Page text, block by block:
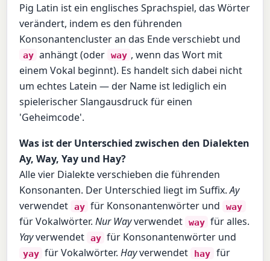
Pig Latin ist ein englisches Sprachspiel, das Wörter
verändert, indem es den führenden
Konsonantencluster an das Ende verschiebt und
ay anhängt (oder way , wenn das Wort mit
einem Vokal beginnt). Es handelt sich dabei nicht
um echtes Latein — der Name ist lediglich ein
spielerischer Slangausdruck für einen
'Geheimcode'.
Was ist der Unterschied zwischen den Dialekten
Ay, Way, Yay und Hay?
Alle vier Dialekte verschieben die führenden
Konsonanten. Der Unterschied liegt im Suffix.Ay
verwendet ay für Konsonantenwörter und way
für Vokalwörter.Nur Wayverwendet way für alles.
Yayverwendet ay für Konsonantenwörter und
yay für Vokalwörter.Hayverwendet hay für